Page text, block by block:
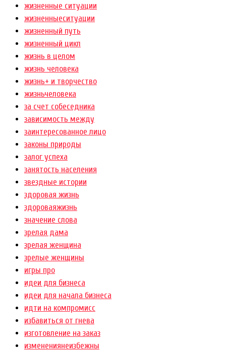
жизненные ситуации
жизненныеситуации
жизненный путь
жизненный цикл
жизнь в целом
жизнь человека
жизнь+ и творчество
жизньчеловека
за счет собеседника
зависимость между
заинтересованное лицо
законы природы
залог успеха
занятость населения
звездные истории
здоровая жизнь
здороваяжизнь
значение слова
зрелая дама
зрелая женщина
зрелые женщины
игры про
идеи для бизнеса
идеи для начала бизнеса
идти на компромисс
избавиться от гнева
изготовление на заказ
изменениянеизбежны